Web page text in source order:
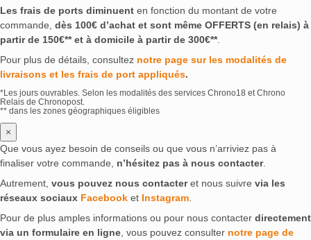
Les frais de ports diminuent en fonction du montant de votre
commande, dès 100€ d’achat et sont même OFFERTS (en relais) à
partir de 150€** et à domicile à partir de 300€**.
Pour plus de détails, consultez notre page sur les modalités de
livraisons et les frais de port appliqués.
*Les jours ouvrables. Selon les modalités des services Chrono18 et Chrono
Relais de Chronopost.
** dans les zones géographiques éligibles
×
Que vous ayez besoin de conseils ou que vous n’arriviez pas à
finaliser votre commande, n’hésitez pas à nous contacter.
Autrement, vous pouvez nous contacteret nous suivre via les
réseaux sociaux Facebook et Instagram
Pour de plus amples informations ou pour nous contacter directement
via un formulaire en ligne , vous pouvez consulter notre page de